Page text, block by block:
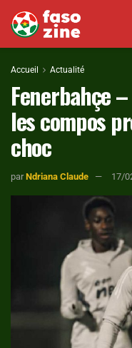
Accueil Actualité
Fenerbahçe
les compos
choc
par Ndriana Claude 17/